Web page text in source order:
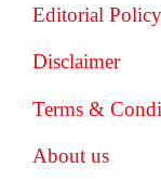
Editorial Policy
Disclaimer
Terms &
About us